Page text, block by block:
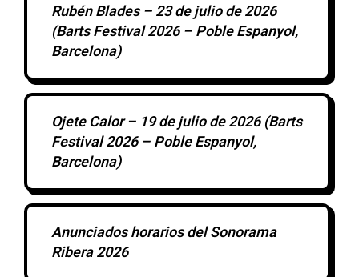
Rubén Blades – 23 de julio de 2026
(Barts Festival 2026 – Poble Espanyol,
Barcelona)
Ojete Calor – 19 de julio de 2026 (Barts
Festival 2026 – Poble Espanyol,
Barcelona)
Anunciados horarios del Sonorama
Ribera 2026